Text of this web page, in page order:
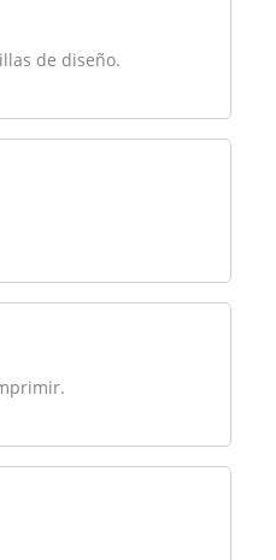
de diseño.